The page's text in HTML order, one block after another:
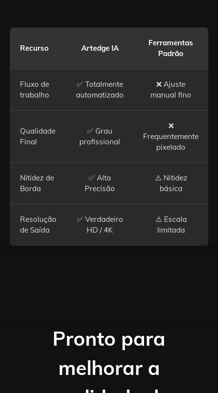
Recurso Artedge IA
Ferramentas
Padrão
Fluxo de
trabalho
✅ Totalmente
automatizado
❌ Ajuste
manual fino
Qualidade
Final
✅ Grau
profissional
❌
Frequentemente
pixelado
Nitidez de
Borda
✅ Alta
Precisão
⚠️ Nitidez
básica
Resolução
de Saída
✅ Verdadeiro
HD / 4K
⚠️ Escala
limitada
Pronto para
melhorar a